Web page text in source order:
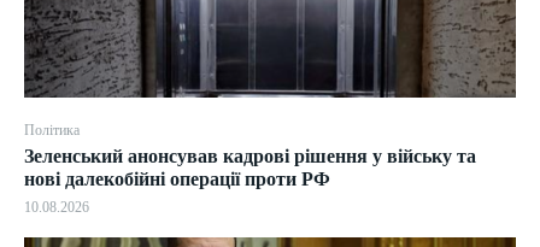
Політика
Зеленський анонсував кадрові рішення у війську та
нові далекобійні операції проти РФ
10.08.2026